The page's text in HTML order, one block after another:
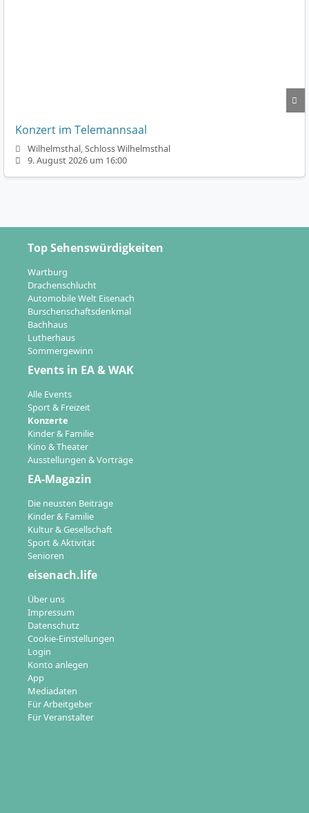
Konzert im Telemannsaal
Wilhelmsthal, Schloss Wilhelmsthal
9. August 2026 um 16:00
Top Sehenswürdigkeiten
Wartburg
Drachenschlucht
Automobile Welt Eisenach
Burschenschaftsdenkmal
Bachhaus
Lutherhaus
Sommergewinn
Events in EA & WAK
Alle Events
Sport & Freizeit
Konzerte
Kinder & Familie
Kino & Theater
Ausstellungen & Vorträge
EA-Magazin
Die neusten Beiträge
Kinder & Familie
Kultur & Gesellschaft
Sport & Aktivität
Senioren
eisenach.life
Über uns
Impressum
Datenschutz
Cookie-Einstellungen
Login
Konto anlegen
App
Mediadaten
Für Arbeitgeber
Für Veranstalter